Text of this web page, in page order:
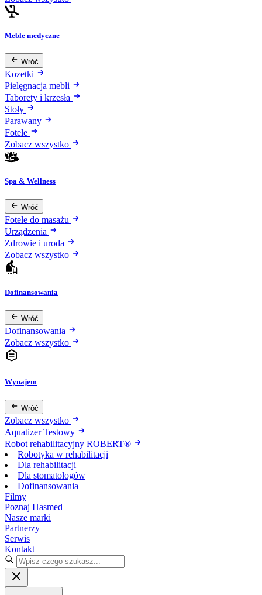
Meble medyczne
Wróć
Kozetki
Pielęgnacja mebli
Taborety i krzesła
Stoły
Parawany
Fotele
Zobacz wszystko
Spa & Wellness
Wróć
Fotele do masażu
Urządzenia
Zdrowie i uroda
Zobacz wszystko
Dofinansowania
Wróć
Dofinansowania
Zobacz wszystko
Wynajem
Wróć
Zobacz wszystko
Aquatizer Testowy
Robot rehabilitacyjny ROBERT®
Robotyka w rehabilitacji
Dla rehabilitacji
Dla stomatologów
Dofinansowania
Filmy
Poznaj Hasmed
Nasze marki
Partnerzy
Serwis
Kontakt